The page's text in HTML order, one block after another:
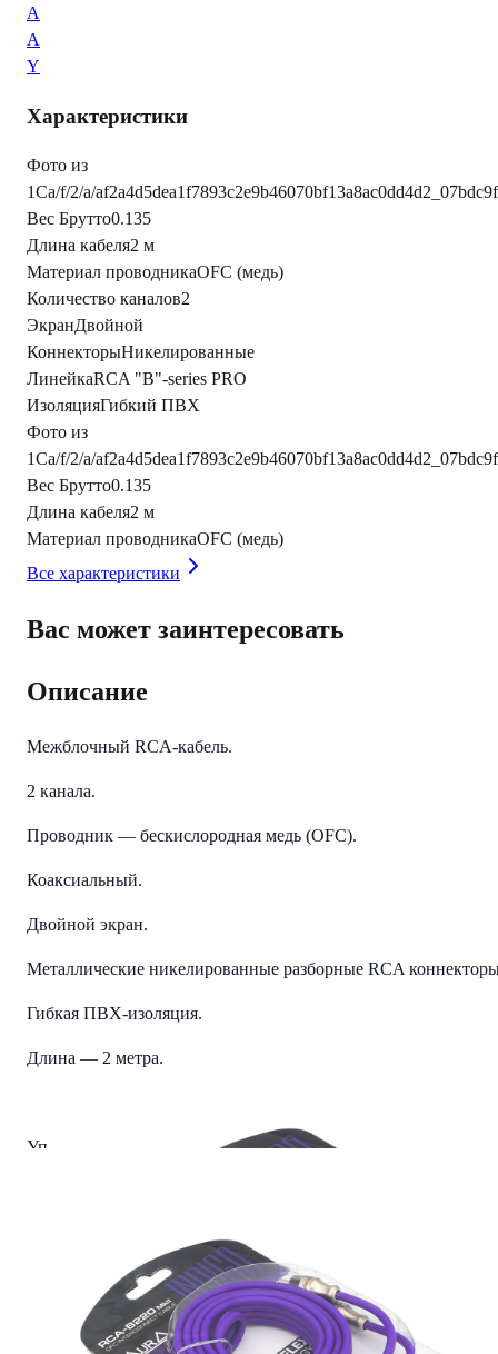
A
A
Y
Характеристики
Фото из
1Сa/f/2/a/
Вес Брутто0.135
Длина кабеля2 м
Материал проводникаOFC (медь)
Количество каналов2
ЭкранДвойной
КоннекторыНикелированные
ЛинейкаRCA "B"-series PRO
ИзоляцияГибкий ПВХ
Фото из
1Сa/f/2/a/
Вес Брутто0.135
Длина кабеля2 м
Материал проводникаOFC (медь)
Все характеристики
Вас может заинтересовать
Описание
Межблочный RCA-кабель.
2 канала.
Проводник — бескислородная медь (OFC).
Коаксиальный.
Двойной экран.
Металлические никелированные разборные RCA
Гибкая ПВХ-изоляция.
Длина — 2 метра.
Упаковка — блистер.
0.135 kg
Габариты 0.12 × 0.09 × 0.02 m